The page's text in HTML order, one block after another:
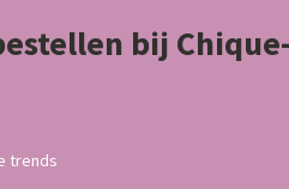
bij
trends